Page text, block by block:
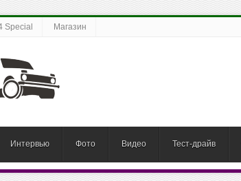
Special Магазин
Интервью Фото Видео Тест-драйв